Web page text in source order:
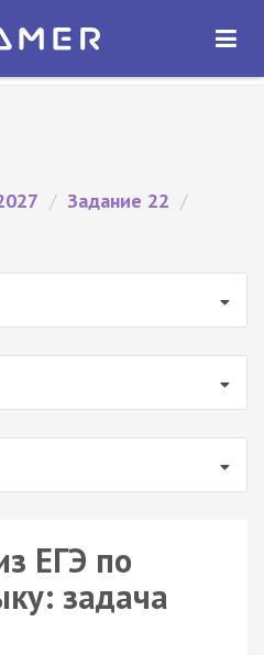
ОТКРЫТЬ
/ Задание 22 /
ЕГЭ по
задача